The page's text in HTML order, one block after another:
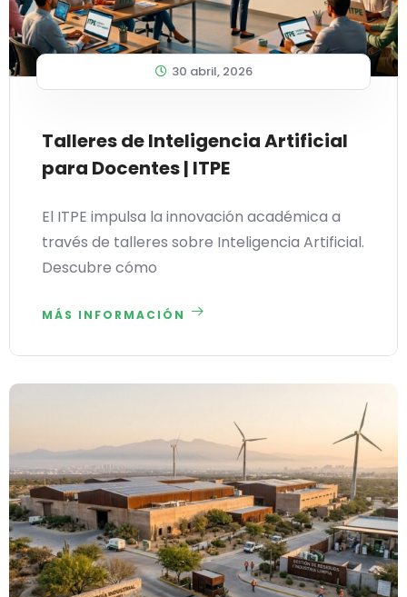
30 abril, 2026
Talleres de Inteligencia Artificial
para Docentes | ITPE
El ITPE impulsa la innovación académica a
través de talleres sobre Inteligencia Artificial.
Descubre cómo
MÁS INFORMACIÓN